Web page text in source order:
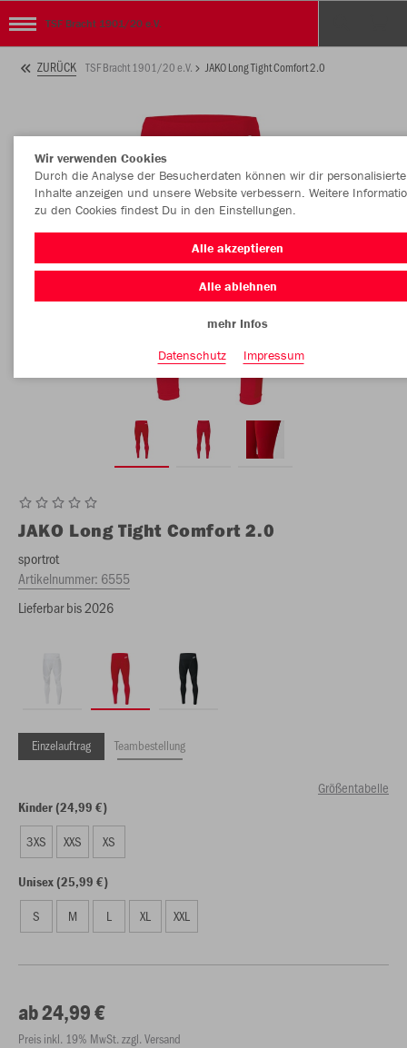
TSF Bracht 1901/20 e.V.
ZURÜCK TSF Bracht 1901/20 e.V. JAKO Long Tight Comfort 2.0
JAKO Long Tight Comfort 2.0
sportrot
Artikelnummer: 6555
Lieferbar bis 2026
Einzelauftrag Teambestellung
Größentabelle
Kinder (24,99 €)
3XS XXS XS
Unisex (25,99 €)
S M L XL XXL
ab 24,99 €
Preis inkl. 19% MwSt. zzgl. Versand
Wir verwenden Cookies
Durch die Analyse der Besucherdaten können wir dir personalisierte
Inhalte anzeigen und unsere Website verbessern. Weitere
zu den Cookies findest Du in den Einstellungen.
Alle akzeptieren
Alle ablehnen
mehr Infos
Datenschutz
Impressum